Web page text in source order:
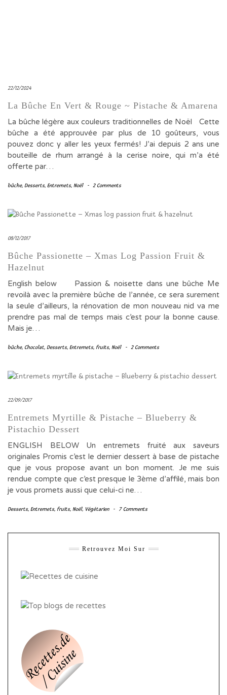
22/12/2024
La Bûche En Vert & Rouge ~ Pistache & Amarena
La bûche légère aux couleurs traditionnelles de Noël Cette
bûche a été approuvée par plus de 10 goûteurs, vous
pouvez donc y aller les yeux fermés! J’ai depuis 2 ans une
bouteille de rhum arrangé à la cerise noire, qui m’a été
offerte par…
bûche, Desserts, Entremets, Noël - 2 Comments
08/12/2017
Bûche Passionette – Xmas Log Passion Fruit &
Hazelnut
English below Passion & noisette dans une bûche Me
revoilà avec la première bûche de l’année, ce sera surement
la seule d’ailleurs, la rénovation de mon nouveau nid va me
prendre pas mal de temps mais c’est pour la bonne cause.
Mais je…
bûche, Chocolat, Desserts, Entremets, fruits, Noël - 2 Comments
22/09/2017
Entremets Myrtille & Pistache – Blueberry &
Pistachio Dessert
ENGLISH BELOW Un entremets fruité aux saveurs
originales Promis c’est le dernier dessert à base de pistache
que je vous propose avant un bon moment. Je me suis
rendue compte que c’est presque le 3ème d’affilé, mais bon
je vous promets aussi que celui-ci ne…
Desserts, Entremets, fruits, Noël, Végétarien - 7 Comments
Retrouvez Moi Sur